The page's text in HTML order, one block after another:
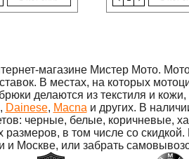
29
32
32 кор
33
34
34 кор
36
магазине Мистер Мото.
В местах, на которых
делаются из текстиля и
, Dainese, Macna и других. В
черные, белые, коричневые,
в том числе со
и Москве, или забрать